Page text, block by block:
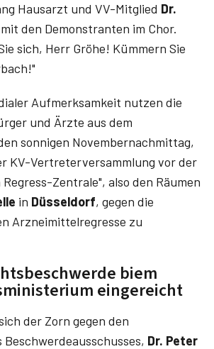
Hausarzt und VV-Mitglied Dr.
mit den Demonstranten im Chor.
sich, Herr Gröhe! Kümmern Sie
Aufmerksamkeit nutzen die
und Ärzte aus dem
sonnigen Novembernachmittag,
KV-Vertreterversammlung vor der
Zentrale", also den Räumen
in Düsseldorf, gegen die
Arzneimittelregresse zu
biem
eingereicht
der Zorn gegen den
Dr. Peter